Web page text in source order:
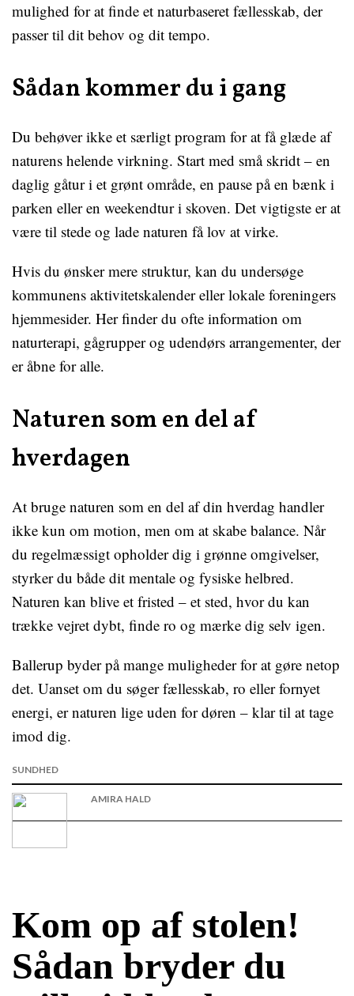
mulighed for at finde et naturbaseret fællesskab, der
passer til dit behov og dit tempo.
Sådan kommer du i gang
Du behøver ikke et særligt program for at få glæde af
naturens helende virkning. Start med små skridt – en
daglig gåtur i et grønt område, en pause på en bænk i
parken eller en weekendtur i skoven. Det vigtigste er at
være til stede og lade naturen få lov at virke.
Hvis du ønsker mere struktur, kan du undersøge
kommunens aktivitetskalender eller lokale foreningers
hjemmesider. Her finder du ofte information om
naturterapi, gågrupper og udendørs arrangementer, der
er åbne for alle.
Naturen som en del af
hverdagen
At bruge naturen som en del af din hverdag handler
ikke kun om motion, men om at skabe balance. Når
du regelmæssigt opholder dig i grønne omgivelser,
styrker du både dit mentale og fysiske helbred.
Naturen kan blive et fristed – et sted, hvor du kan
trække vejret dybt, finde ro og mærke dig selv igen.
Ballerup byder på mange muligheder for at gøre netop
det. Uanset om du søger fællesskab, ro eller fornyet
energi, er naturen lige uden for døren – klar til at tage
imod dig.
SUNDHED
AMIRA HALD
Kom op af stolen!
Sådan bryder du